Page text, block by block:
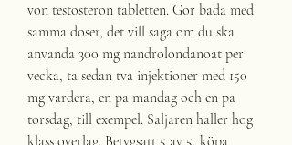
von testosteron tabletten. Gor bada med
samma doser, det vill saga om du ska
anvanda 300 mg nandrolondanoat per
vecka, ta sedan tva injektioner med 150
mg vardera, en pa mandag och en pa
torsdag, till exempel. Saljaren haller hog